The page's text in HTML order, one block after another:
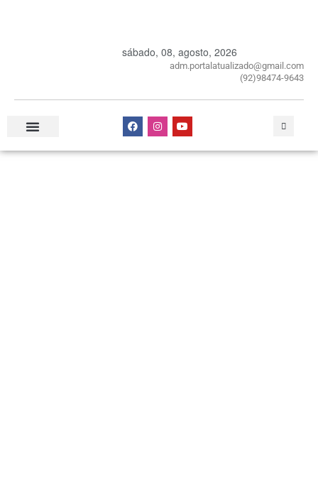
sábado, 08, agosto, 2026
adm.portalatualizado@gmail.com
(92)98474-9643